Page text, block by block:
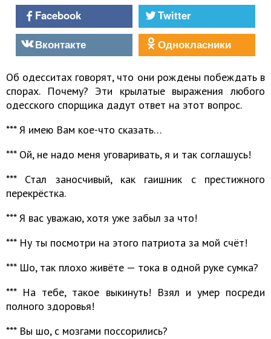
Facebook
Twitter
Вконтакте
Однокласники
Об одесситах говорят, что они рождены побеждать в
спорах. Почему? Эти крылатые выражения любого
одесского спорщика дадут ответ на этот вопрос.
*** Я имею Вам кое-что сказать…
*** Ой, не надо меня уговаривать, я и так соглашусь!
*** Стал заносчивый, как гаишник с престижного
перекрёстка.
*** Я вас уважаю, хотя уже забыл за что!
*** Ну ты посмотри на этого патриота за мой счёт!
*** Шо, так плохо живёте — тока в одной руке сумка?
*** На тебе, такое выкинуть! Взял и умер посреди
полного здоровья!
*** Вы шо, с мозгами поссорились?